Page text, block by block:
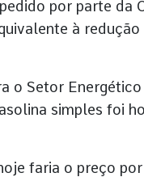
por parte da
à redução
o Setor
simples foi
faria o preço